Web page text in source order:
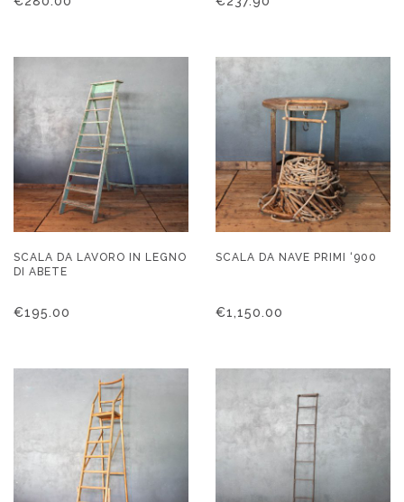
SCALA DA LAVORO IN LEGNO
DI ABETE
€195.00
SCALA DA NAVE PRIMI ‘900
€1,150.00